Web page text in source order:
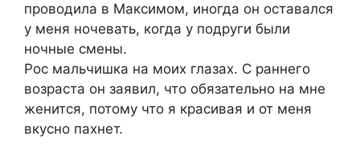
проводила в Максимом, иногда он оставался
у меня ночевать, когда у подруги были
ночные смены.
Рос мальчишка на моих глазах. С раннего
возраста он заявил, что обязательно на мне
женится, потому что я красивая и от меня
вкусно пахнет.